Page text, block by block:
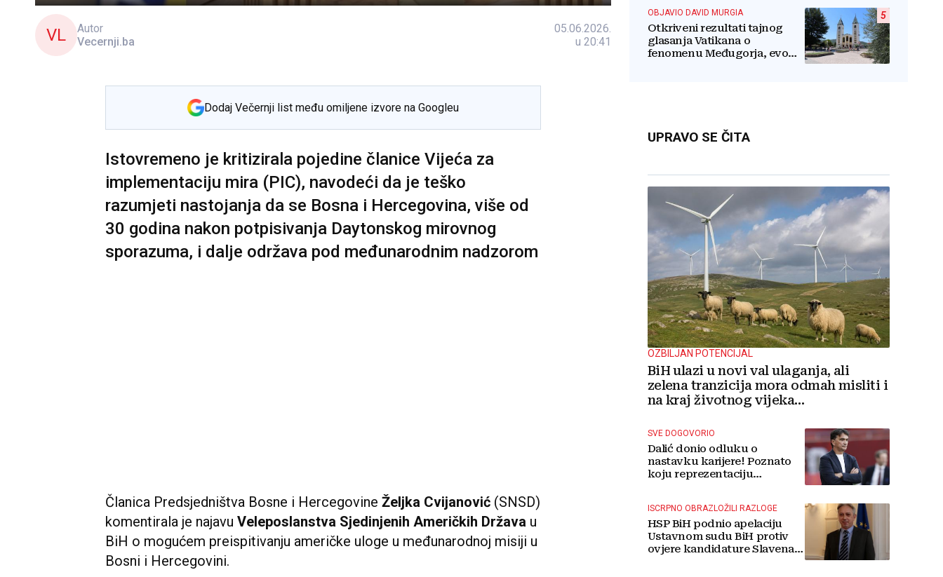
VL
Autor
Vecernji.ba
05.06.2026.
u 20:41
Dodaj Večernji list među omiljene izvore na Googleu
Istovremeno je kritizirala pojedine članice Vijeća za
implementaciju mira (PIC), navodeći da je teško
razumjeti nastojanja da se Bosna i Hercegovina, više od
30 godina nakon potpisivanja Daytonskog mirovnog
sporazuma, i dalje održava pod međunarodnim nadzorom
Članica Predsjedništva Bosne i Hercegovine Željka Cvijanović (SNSD)
komentirala je najavu Veleposlanstva Sjedinjenih Američkih Država u
BiH o mogućem preispitivanju američke uloge u međunarodnoj misiji u
Bosni i Hercegovini.
5
OBJAVIO DAVID MURGIA
Otkriveni rezultati tajnog
glasanja Vatikana o
fenomenu Međugorja, evo
UPRAVO SE ČITA
OZBILJAN POTENCIJAL
BiH ulazi u novi val ulaganja, ali
zelena tranzicija mora odmah misliti i
na kraj životnog vijeka
SVE DOGOVORIO
Dalić donio odluku o
nastavku karijere! Poznato
koju reprezentaciju
ISCRPNO OBRAZLOŽILI RAZLOGE
HSP BiH podnio apelaciju
Ustavnom sudu BiH protiv
ovjere kandidature Slavena